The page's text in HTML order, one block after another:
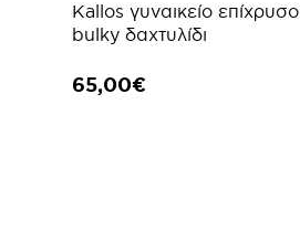
Kallos γυναικείο επίχρυσο
bulky δαχτυλίδι
65,00€